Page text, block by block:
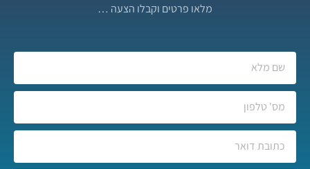
מלאו פרטים וקבלו הצעה …